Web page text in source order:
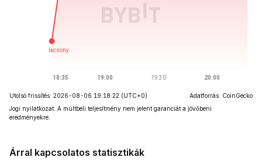
Utolsó frissítés: 2026-08-06 19:18:22 (UTC+0)
Adatforrás: CoinGecko
Jogi nyilatkozat: A múltbeli teljesítmény nem jelent garanciát a jövőbeni
eredményekre.
Árral kapcsolatos statisztikák